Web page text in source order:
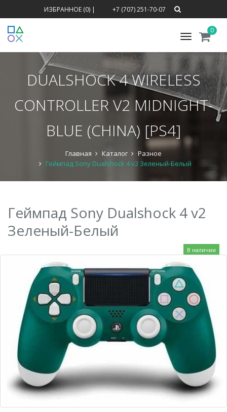
ИЗБРАННОЕ (0)| +7 (707) 251-70-07
Меню
0
DUALSHOCK 4 WIRELESS
CONTROLLER V2 MIDNIGHT-
BLUE (CHINA) [PS4]
Главная Каталог
Разное
Геймпад Sony Dualshock 4 v2 Зеленый-Белый
Геймпад Sony Dualshock 4 v2
Зеленый-Белый
В наличии